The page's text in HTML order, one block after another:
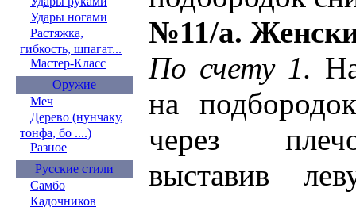
Удары ногами
Растяжка,
гибкость, шпагат...
Мастер-Класс
Оружие
Меч
Дерево (нунчаку,
тонфа, бо ....)
Разное
Русские стили
Самбо
Кадочников
№11/а.
По счету 1.
на
через
выставив